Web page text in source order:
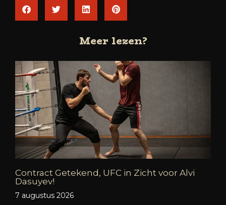
Meer lezen?
Contract Getekend, UFC in Zicht voor Alvi
Dasuyev!
7 augustus 2026